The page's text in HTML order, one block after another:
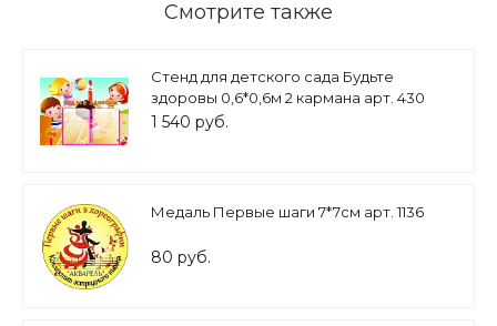
Смотрите также
Стенд для детского сада Будьте
здоровы 0,6*0,6м 2 кармана арт. 430
1 540 руб.
Медаль Первые шаги 7*7см арт. 1136
80 руб.